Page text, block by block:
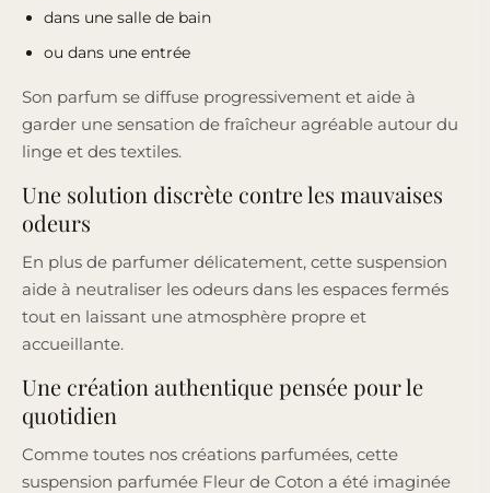
dans une salle de bain
ou dans une entrée
Son parfum se diffuse progressivement et aide à
garder une sensation de fraîcheur agréable autour du
linge et des textiles.
Une solution discrète contre les mauvaises
odeurs
En plus de parfumer délicatement, cette suspension
aide à neutraliser les odeurs dans les espaces fermés
tout en laissant une atmosphère propre et
accueillante.
Une création authentique pensée pour le
quotidien
Comme toutes nos créations parfumées, cette
suspension parfumée Fleur de Coton a été imaginée